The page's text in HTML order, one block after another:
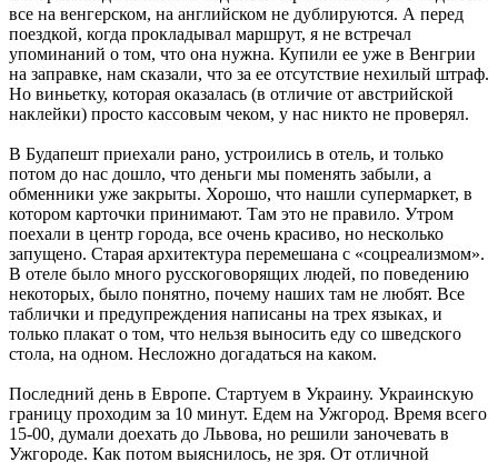
все на венгерском, на английском не дублируются. А перед
поездкой, когда прокладывал маршрут, я не встречал
упоминаний о том, что она нужна. Купили ее уже в Венгрии
на заправке, нам сказали, что за ее отсутствие нехилый штраф.
Но виньетку, которая оказалась (в отличие от австрийской
наклейки) просто кассовым чеком, у нас никто не проверял.
В Будапешт приехали рано, устроились в отель, и только
потом до нас дошло, что деньги мы поменять забыли, а
обменники уже закрыты. Хорошо, что нашли супермаркет, в
котором карточки принимают. Там это не правило. Утром
поехали в центр города, все очень красиво, но несколько
запущено. Старая архитектура перемешана с «соцреализмом».
В отеле было много русскоговорящих людей, по поведению
некоторых, было понятно, почему наших там не любят. Все
таблички и предупреждения написаны на трех языках, и
только плакат о том, что нельзя выносить еду со шведского
стола, на одном. Несложно догадаться на каком.
Последний день в Европе. Стартуем в Украину. Украинскую
границу проходим за 10 минут. Едем на Ужгород. Время всего
15-00, думали доехать до Львова, но решили заночевать в
Ужгороде. Как потом выяснилось, не зря. От отличной